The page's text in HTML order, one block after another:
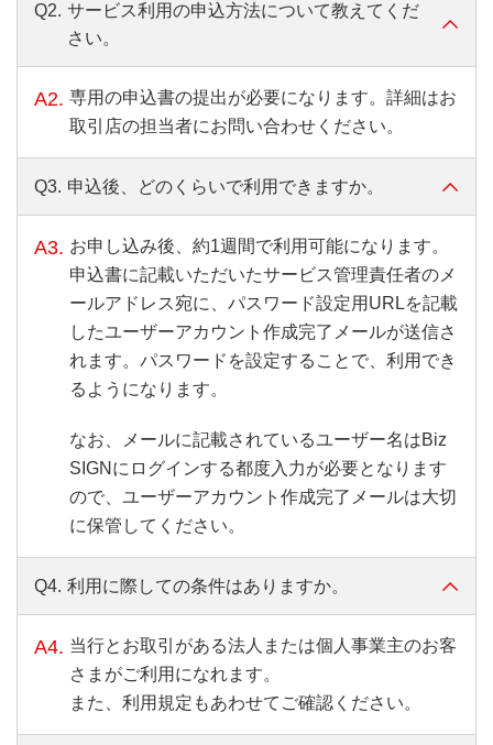
Q2. サービス利用の申込方法について教えてくだ
さい。
A2. 専用の申込書の提出が必要になります。詳細はお
取引店の担当者にお問い合わせください。
Q3. 申込後、どのくらいで利用できますか。
A3. お申し込み後、約1週間で利用可能になります。
申込書に記載いただいたサービス管理責任者のメ
ールアドレス宛に、パスワード設定用URLを記載
したユーザーアカウント作成完了メールが送信さ
れます。パスワードを設定することで、利用でき
るようになります。
なお、メールに記載されているユーザー名はBiz
SIGNにログインする都度入力が必要となります
ので、ユーザーアカウント作成完了メールは大切
に保管してください。
Q4. 利用に際しての条件はありますか。
A4. 当行とお取引がある法人または個人事業主のお客
さまがご利用になれます。
また、利用規定もあわせてご確認ください。